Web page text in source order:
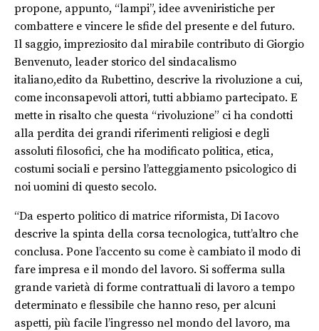
propone, appunto, “lampi”, idee avveniristiche per
combattere e vincere le sfide del presente e del futuro.
Il saggio, impreziosito dal mirabile contributo di Giorgio
Benvenuto, leader storico del sindacalismo
italiano,edito da Rubettino, descrive la rivoluzione a cui,
come inconsapevoli attori, tutti abbiamo partecipato. E
mette in risalto che questa “rivoluzione” ci ha condotti
alla perdita dei grandi riferimenti religiosi e degli
assoluti filosofici, che ha modificato politica, etica,
costumi sociali e persino l’atteggiamento psicologico di
noi uomini di questo secolo.
“Da esperto politico di matrice riformista, Di Iacovo
descrive la spinta della corsa tecnologica, tutt’altro che
conclusa. Pone l’accento su come è cambiato il modo di
fare impresa e il mondo del lavoro. Si sofferma sulla
grande varietà di forme contrattuali di lavoro a tempo
determinato e flessibile che hanno reso, per alcuni
aspetti, più facile l’ingresso nel mondo del lavoro, ma